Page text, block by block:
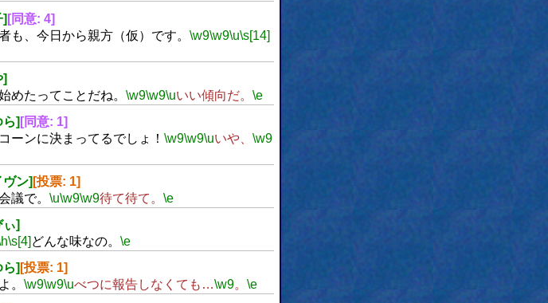
] [同意: 4]
も、今日から親方（仮）です。 \w9\w9\u\s[14]
]
めたってことだね。 \w9\w9\uいい傾向だ。 \e
ら] [同意: 1]
ーンに決まってるでしょ！ \w9\w9\uいや、 \w9
ヴン] [投票: 1]
議で。 \u\w9\w9待て待て。 \e
ぃ]
\s[4] どんな味なの。 \e
ら] [投票: 1]
。 \w9\w9\uべつに報告しなくても…\w9。 \e